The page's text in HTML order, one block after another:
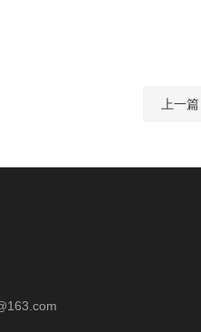
上一